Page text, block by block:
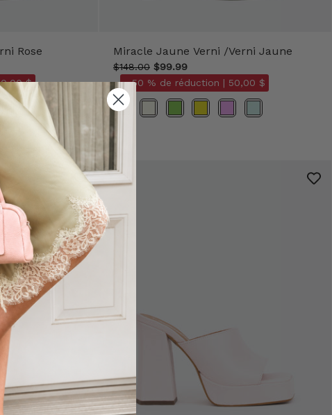
Rose
$
Miracle Jaune Verni /Verni Jaune
$148.00 $99.99
- 50 % de réduction | 50,00 $
Couleur